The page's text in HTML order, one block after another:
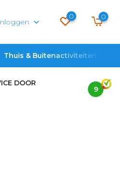
0 0
Thuis & Buitenactiviteiten
DOOR
9